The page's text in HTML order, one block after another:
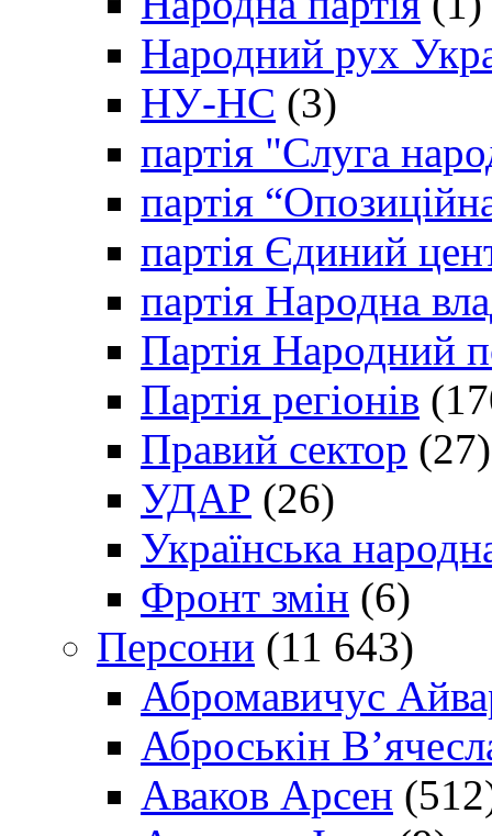
Народний рух
НУ-НС (3)
партія "Слуга
партія
партія Єдиний
партія Народна
Партія Народний
Партія регіонів
Правий сектор (27)
УДАР (26)
Українська
Фронт змін (6)
Персони (11 643)
Абромавичус
Аброськін
Аваков Арсен